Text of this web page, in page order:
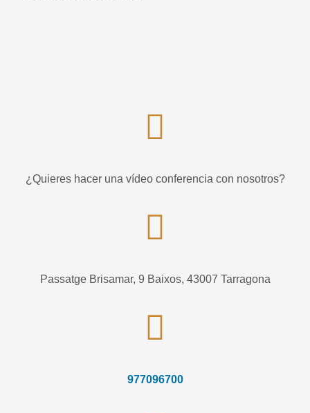
¿Quieres hacer una vídeo conferencia con nosotros?
Passatge Brisamar, 9 Baixos, 43007 Tarragona
977096700